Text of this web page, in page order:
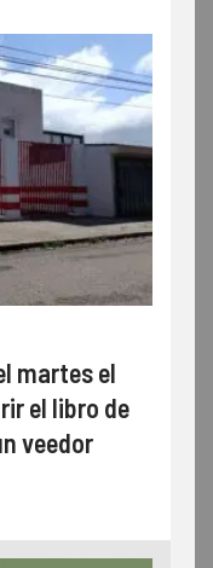
martes el
el libro de
veedor